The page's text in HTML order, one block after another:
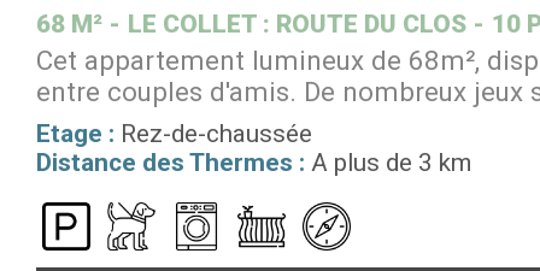
68 M² LE COLLET : ROUTE DU CLOS 10
Cet appartement lumineux de 68m²,
entre couples d'amis. De nombreux
Etage : Rez-de-chaussée
Distance des Thermes : A plus de 3 km